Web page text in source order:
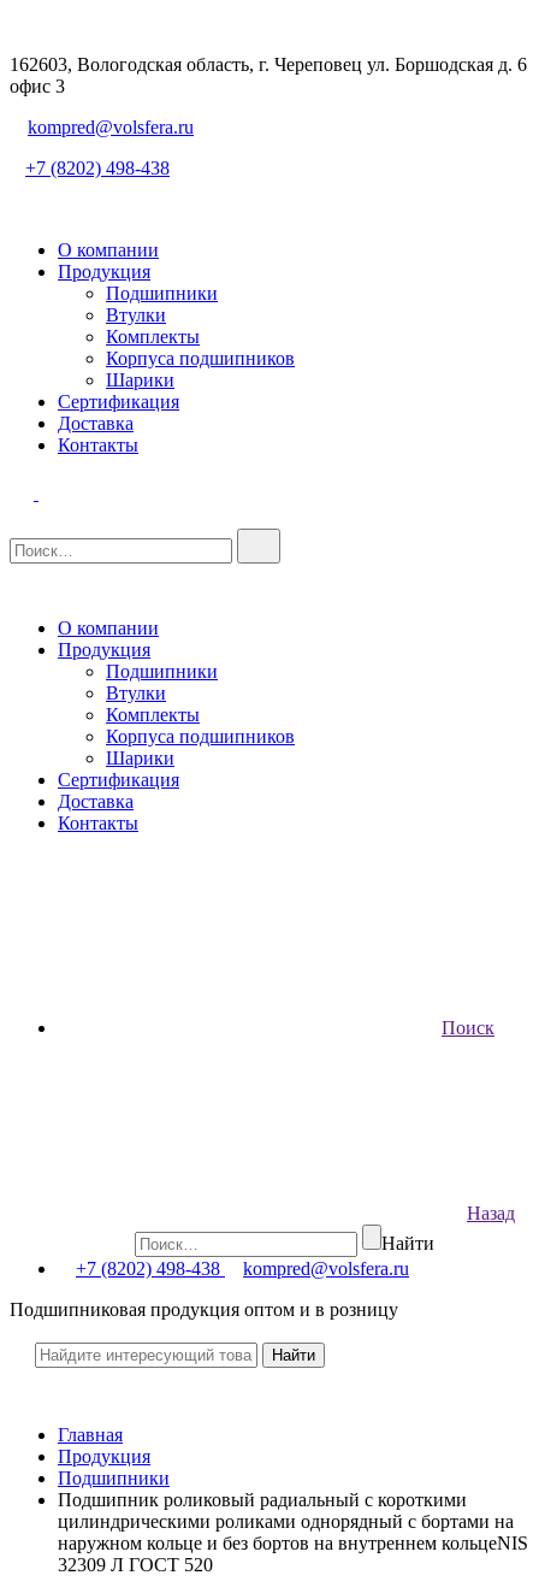
162603, Вологодская область, г. Череповец ул. Боршодская д. 6
офис 3
kompred@volsfera.ru
+7 (8202) 498-438
О компании
Продукция
Подшипники
Втулки
Комплекты
Корпуса подшипников
Шарики
Сертификация
Доставка
Контакты
О компании
Продукция
Подшипники
Втулки
Комплекты
Корпуса подшипников
Шарики
Сертификация
Доставка
Контакты
Поиск
Назад
Найти
+7 (8202) 498-438
kompred@volsfera.ru
Подшипниковая продукция оптом и в розницу
Главная
Продукция
Подшипники
Подшипник роликовый радиальный с короткими
цилиндрическими роликами однорядный с бортами на
наружном кольце и без бортов на внутреннем кольцеNIS
32309 Л ГОСТ 520